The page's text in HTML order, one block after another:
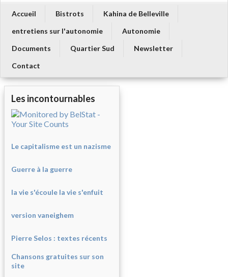
Accueil Bistrots
Kahina de Belleville
entretiens sur l'autonomie
Autonomie
Documents
Quartier Sud
Newsletter
Contact
Les incontournables
Le capitalisme est un nazisme
Guerre à la guerre
la vie s'écoule la vie s'enfuit
version vaneighem
Pierre Selos : textes récents
Chansons gratuites sur son
site